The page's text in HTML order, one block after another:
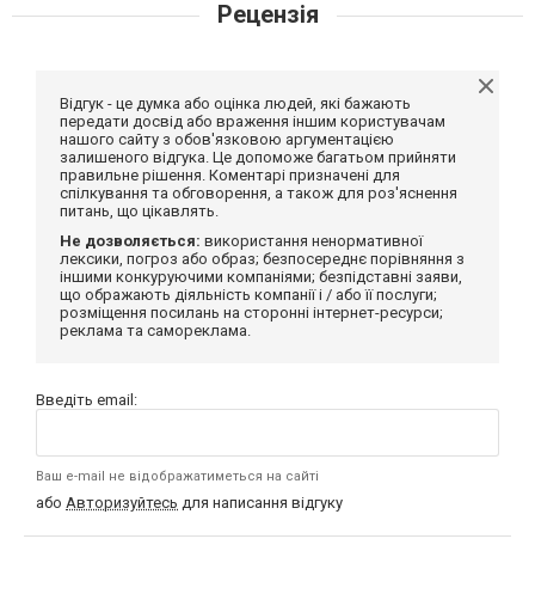
Рецензія
Відгук - це думка або оцінка людей, які бажають
передати досвід або враження іншим користувачам
нашого сайту з обов'язковою аргументацією
залишеного відгука. Це допоможе багатьом прийняти
правильне рішення. Коментарі призначені для
спілкування та обговорення, а також для роз'яснення
питань, що цікавлять.
Не дозволяється: використання ненормативної
лексики, погроз або образ; безпосереднє порівняння з
іншими конкуруючими компаніями; безпідставні заяви,
що ображають діяльність компанії і / або її послуги;
розміщення посилань на сторонні інтернет-ресурси;
реклама та самореклама.
Введіть email:
Ваш e-mail не відображатиметься на сайті
або Авторизуйтесь для написання відгуку